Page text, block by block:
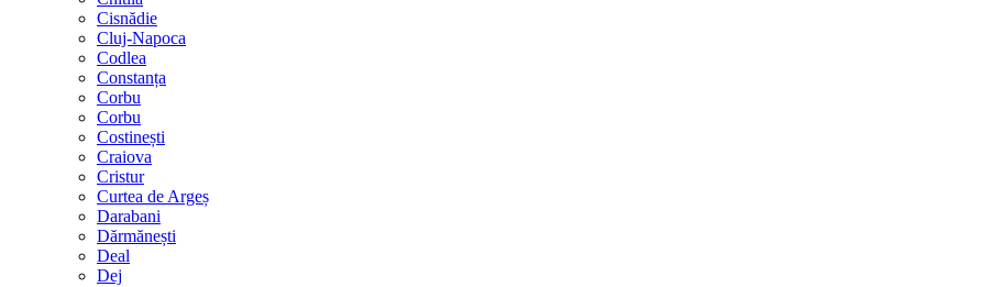
Cisnădie
Cluj-Napoca
Codlea
Constanța
Corbu
Corbu
Costinești
Craiova
Cristur
Curtea de Argeș
Darabani
Dărmănești
Deal
Dej